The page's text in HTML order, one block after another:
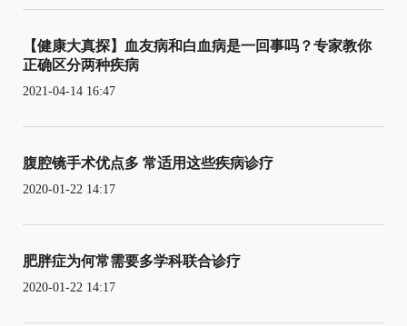
【健康大真探】血友病和白血病是一回事吗？专家教你
正确区分两种疾病
2021-04-14 16:47
腹腔镜手术优点多 常适用这些疾病诊疗
2020-01-22 14:17
肥胖症为何常需要多学科联合诊疗
2020-01-22 14:17